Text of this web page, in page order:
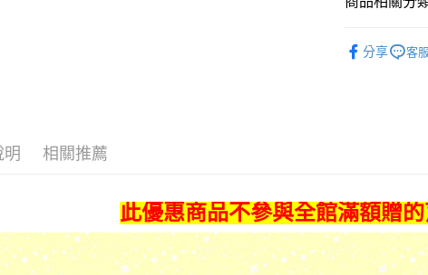
每筆NT$80，
分享
客服
明 相關推薦
此優惠商品不參與全館滿額贈